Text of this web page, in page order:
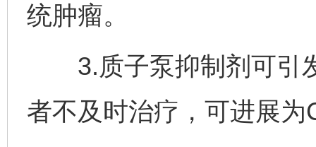
统肿瘤。
3.质子泵抑制剂可引
者不及时治疗，可进展为